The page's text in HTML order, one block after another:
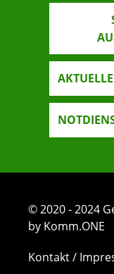
© 2020 - 2024
by Komm.ONE
Kontakt /